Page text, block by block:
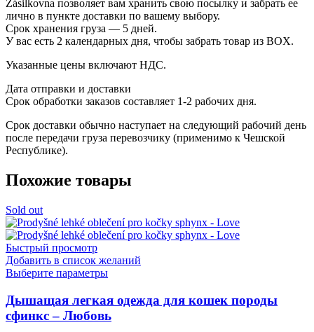
Zásilkovna позволяет вам хранить свою посылку и забрать ее
лично в пункте доставки по вашему выбору.
Срок хранения груза — 5 дней.
У вас есть 2 календарных дня, чтобы забрать товар из BOX.
Указанные цены включают НДС.
Дата отправки и доставки
Срок обработки заказов составляет 1-2 рабочих дня.
Срок доставки обычно наступает на следующий рабочий день
после передачи груза перевозчику (применимо к Чешской
Республике).
Похожие товары
Sold out
Быстрый просмотр
Добавить в список желаний
Выберите параметрыЭтот
имеет
несколько
вариаций.
Дышащая легкая одежда для кошек породы
сфинкс – Любовь